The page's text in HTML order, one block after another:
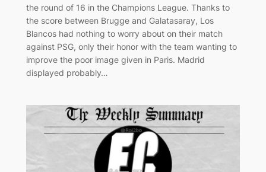
the round of 16 in the Champions League. Thanks to
the score between Brugge and Galatasaray, Los
Blancos had nothing to worry about on their match
against PSG, only their honor with the team wanting to
improve the poor image given in Paris. Madrid
displayed probably…